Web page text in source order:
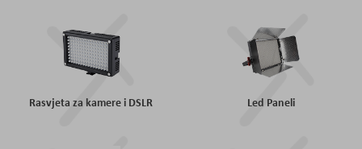
Rasvjeta za kamere i DSLR Led Paneli